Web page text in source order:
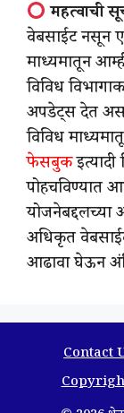
महत्वाची
वेबसाईट नसून
माध्यमातून
विविध
अपडेट्स देत
विविध
फेसबुक
पोहचविण्यात
योजनेबद्दलच्या
अधिकृत
आढावा घेऊन
Contact